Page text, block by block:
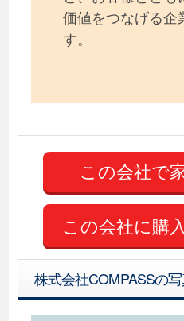
価値をつなげる企
す。
この会社に購
株式会社COMPASSの